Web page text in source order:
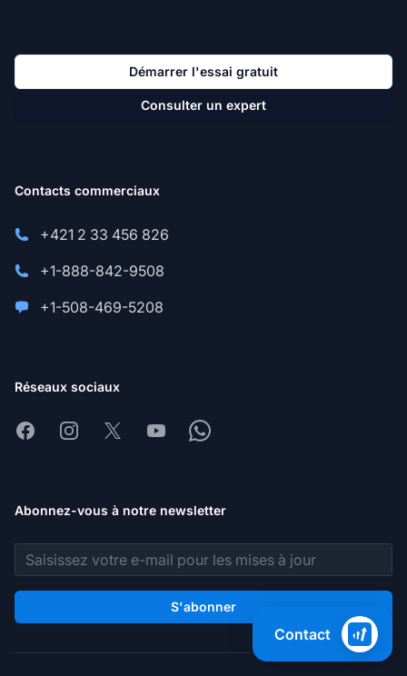
Démarrer l'essai gratuit
Consulter un expert
Contacts commerciaux
+421 2 33 456 826
+1-888-842-9508
+1-508-469-5208
Réseaux sociaux
FacebookInstagram
X YoutubeWhatsapp
Abonnez-vous à notre newsletter
Adresse e-mail
S'abonner
Contact